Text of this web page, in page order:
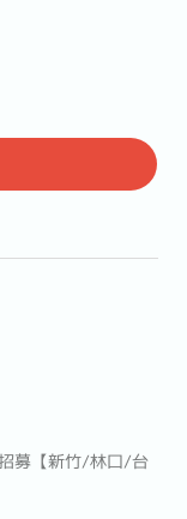
募【新竹/林口/台